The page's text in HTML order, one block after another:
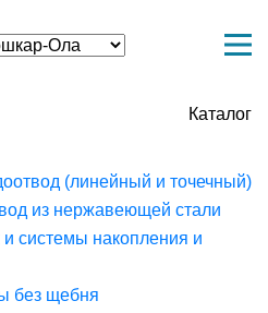
Каталог
(линейный и точечный)
из нержавеющей стали
системы накопления и
без щебня